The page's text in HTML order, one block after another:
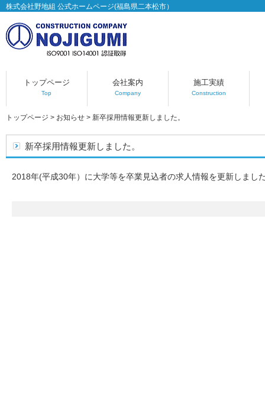
株式会社野地組 公式ホームページ(福島県二本松市）
トップページ
Top
会社案内
Company
施工実績
Construction
トップページ > お知らせ > 新卒採用情報更新しました。
新卒採用情報更新しました。
2018年(平成30年）に大学等を卒業見込者の求人情報を更新しまし